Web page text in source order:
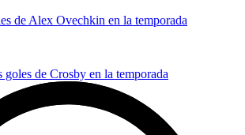
de Alex Ovechkin en la temporada